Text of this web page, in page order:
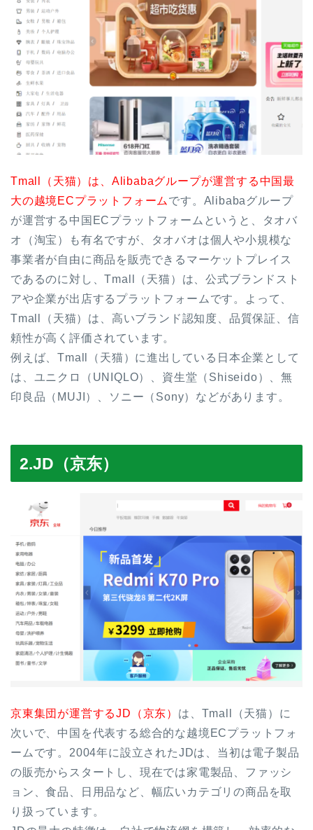
Tmall（天猫）は、Alibabaグループが運営する中国最
大の越境ECプラットフォーム です。Alibabaグループ
が運営する中国ECプラットフォームというと、タオバ
オ（淘宝）も有名ですが、タオバオは個人や小規模な
事業者が自由に商品を販売できるマーケットプレイス
であるのに対し、Tmall（天猫）は、公式ブランドスト
アや企業が出店するプラットフォームです。よって、
Tmall（天猫）は、高いブランド認知度、品質保証、信
頼性が高く評価されています。
例えば、Tmall（天猫）に進出している日本企業として
は、ユニクロ（UNIQLO）、資生堂（Shiseido）、無
印良品（MUJI）、ソニー（Sony）などがあります。
2.JD（京东）
京東集団が運営するJD（京东） は、Tmall（天猫）に
次いで、中国を代表する総合的な越境ECプラットフォ
ームです。2004年に設立されたJDは、当初は電子製品
の販売からスタートし、現在では家電製品、ファッシ
ョン、食品、日用品など、幅広いカテゴリの商品を取
り扱っています。